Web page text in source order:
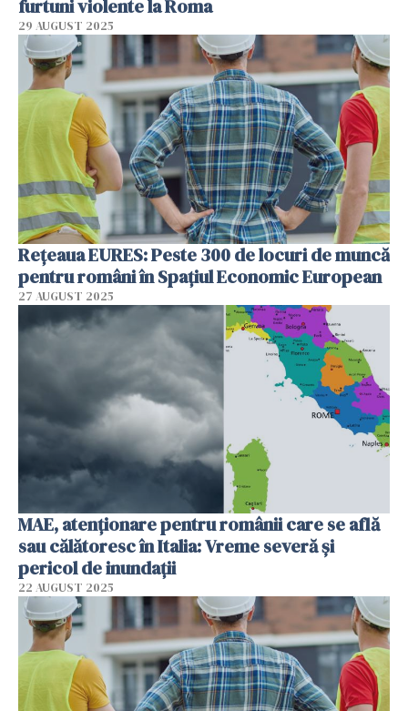
furtuni violente la Roma
29 AUGUST 2025
Rețeaua EURES: Peste 300 de locuri de muncă
pentru români în Spațiul Economic European
27 AUGUST 2025
MAE, atenționare pentru românii care se află
sau călătoresc în Italia: Vreme severă și
pericol de inundații
22 AUGUST 2025